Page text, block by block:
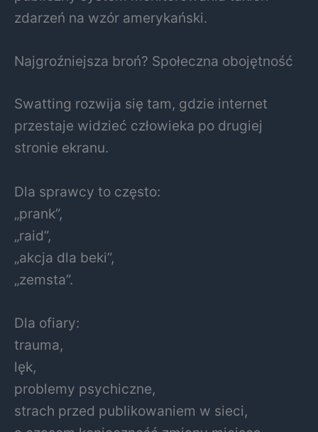
zdarzeń na wzór amerykański.
Najgroźniejsza broń? Społeczna obojętność
Swatting rozwija się tam, gdzie internet
przestaje widzieć człowieka po drugiej
stronie ekranu.
Dla sprawcy to często:
„prank”,
„raid”,
„akcja dla beki”,
„zemsta”.
Dla ofiary:
trauma,
lęk,
problemy psychiczne,
strach przed publikowaniem w sieci,